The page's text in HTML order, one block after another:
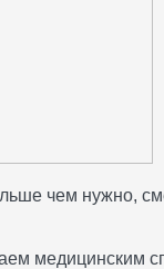
чем нужно,
медицинским